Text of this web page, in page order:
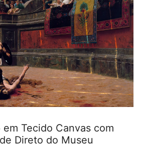
em Tecido Canvas com
Direto do Museu